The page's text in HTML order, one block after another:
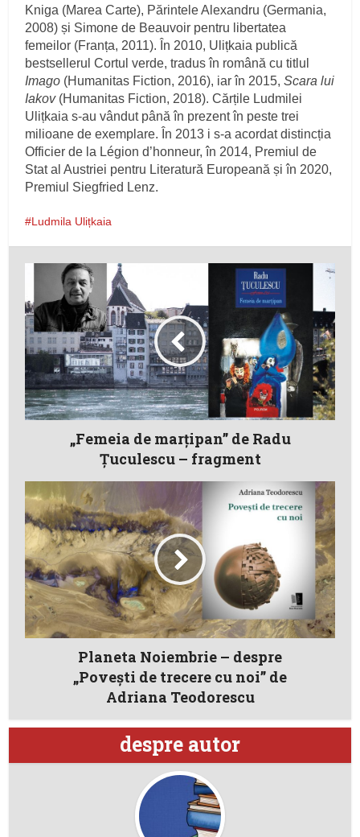
Kniga (Marea Carte), Părintele Alexandru (Germania,
2008) și Simone de Beauvoir pentru libertatea
femeilor (Franța, 2011). În 2010, Ulițkaia publică
bestsellerul Cortul verde, tradus în română cu titlul
Imago (Humanitas Fiction, 2016), iar în 2015, Scara lui
Iakov (Humanitas Fiction, 2018). Cărțile Ludmilei
Ulițkaia s-au vândut până în pre­zent în peste trei
milioane de exemplare. În 2013 i s-a acordat distincția
Officier de la Légion d’honneur, în 2014, Premiul de
Stat al Austriei pentru Literatură Europeană și în 2020,
Premiul Siegfried Lenz.
Ludmila Ulițkaia
„Femeia de marțipan” de Radu
Țuculescu – fragment
Planeta Noiembrie – despre
„Poveşti de trecere cu noi” de
Adriana Teodorescu
despre autor